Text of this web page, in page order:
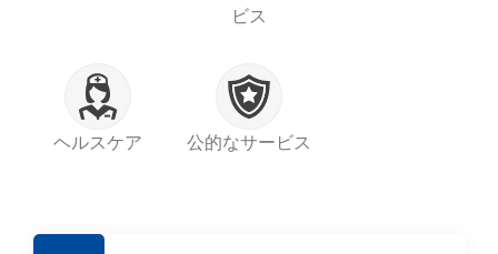
ビス
ヘルスケア 公的なサービス